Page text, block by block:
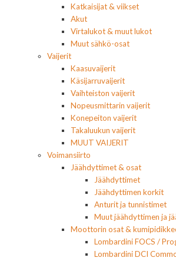
Katkaisijat & viikset
Akut
Virtalukot & muut lukot
Muut sähkö-osat
Vaijerit
Kaasuvaijerit
Käsijarruvaijerit
Vaihteiston vaijerit
Nopeusmittarin vaijerit
Konepeiton vaijerit
Takaluukun vaijerit
MUUT VAIJERIT
Voimansiirto
Jäähdyttimet & osat
Jäähdyttimet
Jäähdyttimen korkit
Anturit ja tunnistimet
Muut jäähdyttimen ja
Moottorin osat &
Lombardini FOCS /
Lombardini DCI